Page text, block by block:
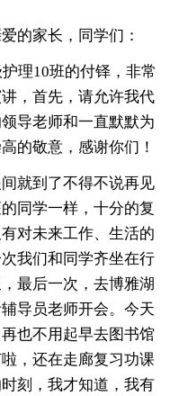
的家长，同学们：
理10班的付铎，非常
，首先，请允许我代
导老师和一直默默为
的敬意，感谢你们！
就到了不得不说再见
同学一样，十分的复
对未来工作、生活的
我们和同学齐坐在行
最后一次，去博雅湖
导员老师开会。今天
也不用起早去图书馆
，还在走廊复习功课
刻，我才知道，我有